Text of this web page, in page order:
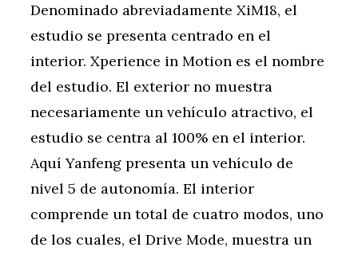
Denominado abreviadamente XiM18, el
estudio se presenta centrado en el
interior. Xperience in Motion es el nombre
del estudio. El exterior no muestra
necesariamente un vehículo atractivo, el
estudio se centra al 100% en el interior.
Aquí Yanfeng presenta un vehículo de
nivel 5 de autonomía. El interior
comprende un total de cuatro modos, uno
de los cuales, el Drive Mode, muestra un